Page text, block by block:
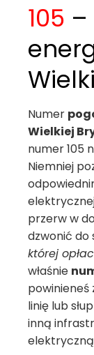
105
Numer
Wielkiej
numer 105
Niemniej
przerw w
dzwonić do
której
właśnie
powinieneś
linię lub
inną